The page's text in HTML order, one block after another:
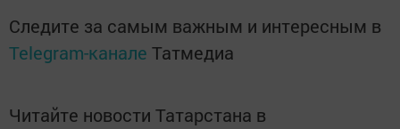
Следите за самым важным и интересным в
Telegram-канале Татмедиа
Читайте новости Татарстана в